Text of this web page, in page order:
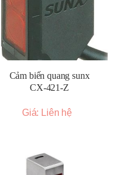
Cảm biến quang sunx
CX-421-Z
Giá: Liên hệ